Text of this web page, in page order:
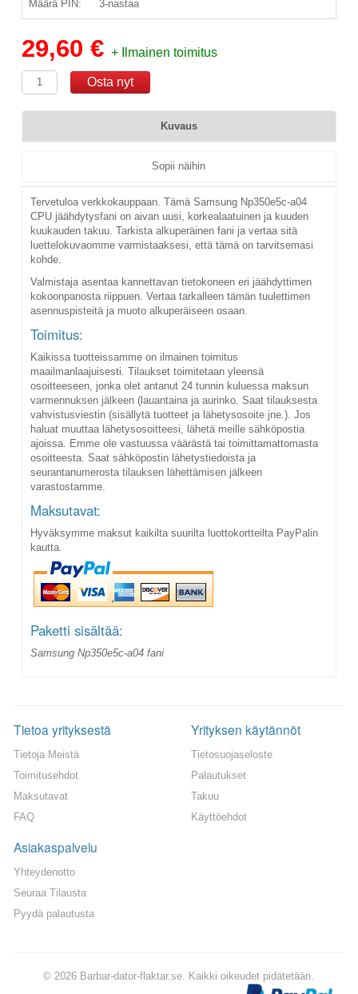
Määrä PIN: 3-nastaa
29,60 €+ Ilmainen toimitus
Kuvaus
Sopii näihin
Tervetuloa verkkokauppaan. Tämä Samsung Np350e5c-a04
CPU jäähdytysfani on aivan uusi, korkealaatuinen ja kuuden
kuukauden takuu. Tarkista alkuperäinen fani ja vertaa sitä
luettelokuvaomme varmistaaksesi, että tämä on tarvitsemasi
kohde.
Valmistaja asentaa kannettavan tietokoneen eri jäähdyttimen
kokoonpanosta riippuen. Vertaa tarkalleen tämän tuulettimen
asennuspisteitä ja muoto alkuperäiseen osaan.
Toimitus:
Kaikissa tuotteissamme on ilmainen toimitus
maailmanlaajuisesti. Tilaukset toimitetaan yleensä
osoitteeseen, jonka olet antanut 24 tunnin kuluessa maksun
varmennuksen jälkeen (lauantaina ja aurinko. Saat tilauksesta
vahvistusviestin (sisällytä tuotteet ja lähetysosoite jne.). Jos
haluat muuttaa lähetysosoitteesi, lähetä meille sähköpostia
ajoissa. Emme ole vastuussa väärästä tai toimittamattomasta
osoitteesta. Saat sähköpostin lähetystiedoista ja
seurantanumerosta tilauksen lähettämisen jälkeen
varastostamme.
Maksutavat:
Hyväksymme maksut kaikilta suurilta luottokortteilta PayPalin
kautta.
Paketti sisältää:
Samsung Np350e5c-a04 fani
Tietoa yrityksestä
Tietoja Meistä
Toimitusehdot
Maksutavat
FAQ
Yrityksen käytännöt
Tietosuojaseloste
Palautukset
Takuu
Käyttöehdot
Asiakaspalvelu
Yhteydenotto
Seuraa Tilausta
Pyydä palautusta
© 2026 Barbar-dator-flaktar.se. Kaikki oikeudet pidätetään.